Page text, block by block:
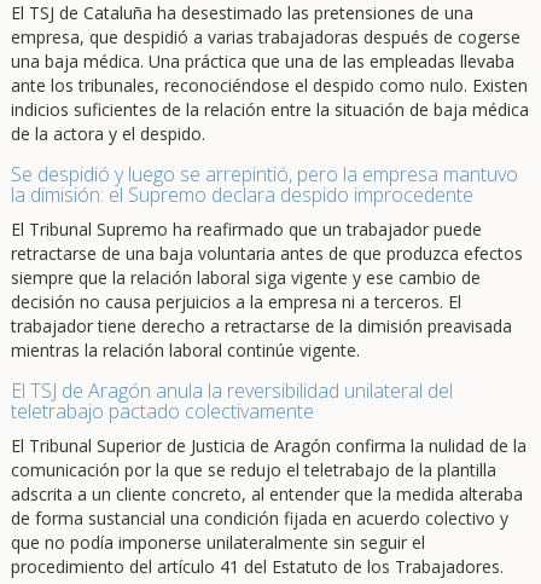
El TSJ de Cataluña ha desestimado las pretensiones de una
empresa, que despidió a varias trabajadoras después de cogerse
una baja médica. Una práctica que una de las empleadas llevaba
ante los tribunales, reconociéndose el despido como nulo. Existen
indicios suficientes de la relación entre la situación de baja médica
de la actora y el despido.
Se despidió y luego se arrepintió, pero la empresa mantuvo
la dimisión: el Supremo declara despido improcedente
El Tribunal Supremo ha reafirmado que un trabajador puede
retractarse de una baja voluntaria antes de que produzca efectos
siempre que la relación laboral siga vigente y ese cambio de
decisión no causa perjuicios a la empresa ni a terceros. El
trabajador tiene derecho a retractarse de la dimisión preavisada
mientras la relación laboral continúe vigente.
El TSJ de Aragón anula la reversibilidad unilateral del
teletrabajo pactado colectivamente
El Tribunal Superior de Justicia de Aragón confirma la nulidad de la
comunicación por la que se redujo el teletrabajo de la plantilla
adscrita a un cliente concreto, al entender que la medida alteraba
de forma sustancial una condición fijada en acuerdo colectivo y
que no podía imponerse unilateralmente sin seguir el
procedimiento del artículo 41 del Estatuto de los Trabajadores.